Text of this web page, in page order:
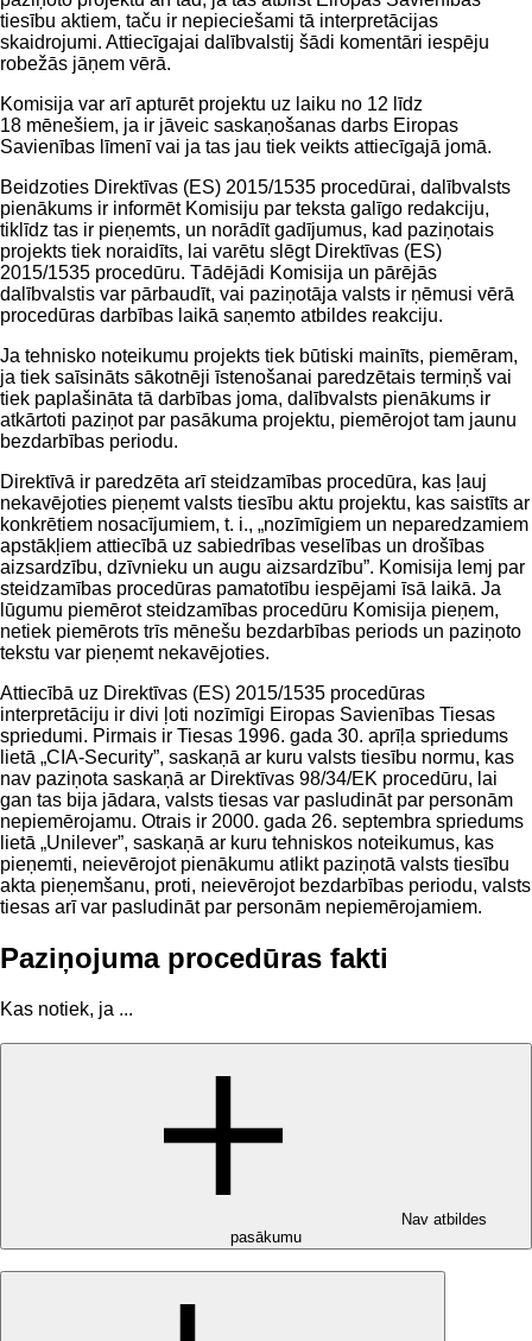
tiesību aktiem, taču ir nepieciešami tā interpretācijas
skaidrojumi. Attiecīgajai dalībvalstij šādi komentāri iespēju
robežās jāņem vērā.
Komisija var arī apturēt projektu uz laiku no 12 līdz
18 mēnešiem, ja ir jāveic saskaņošanas darbs Eiropas
Savienības līmenī vai ja tas jau tiek veikts attiecīgajā jomā.
Beidzoties Direktīvas (ES) 2015/1535 procedūrai, dalībvalsts
pienākums ir informēt Komisiju par teksta galīgo redakciju,
tiklīdz tas ir pieņemts, un norādīt gadījumus, kad paziņotais
projekts tiek noraidīts, lai varētu slēgt Direktīvas (ES)
2015/1535 procedūru. Tādējādi Komisija un pārējās
dalībvalstis var pārbaudīt, vai paziņotāja valsts ir ņēmusi vērā
procedūras darbības laikā saņemto atbildes reakciju.
Ja tehnisko noteikumu projekts tiek būtiski mainīts, piemēram,
ja tiek saīsināts sākotnēji īstenošanai paredzētais termiņš vai
tiek paplašināta tā darbības joma, dalībvalsts pienākums ir
atkārtoti paziņot par pasākuma projektu, piemērojot tam jaunu
bezdarbības periodu.
Direktīvā ir paredzēta arī steidzamības procedūra, kas ļauj
nekavējoties pieņemt valsts tiesību aktu projektu, kas saistīts ar
konkrētiem nosacījumiem, t. i., „nozīmīgiem un neparedzamiem
apstākļiem attiecībā uz sabiedrības veselības un drošības
aizsardzību, dzīvnieku un augu aizsardzību”. Komisija lemj par
steidzamības procedūras pamatotību iespējami īsā laikā. Ja
lūgumu piemērot steidzamības procedūru Komisija pieņem,
netiek piemērots trīs mēnešu bezdarbības periods un paziņoto
tekstu var pieņemt nekavējoties.
Attiecībā uz Direktīvas (ES) 2015/1535 procedūras
interpretāciju ir divi ļoti nozīmīgi Eiropas Savienības Tiesas
spriedumi. Pirmais ir Tiesas 1996. gada 30. aprīļa spriedums
lietā „CIA-Security”, saskaņā ar kuru valsts tiesību normu, kas
nav paziņota saskaņā ar Direktīvas 98/34/EK procedūru, lai
gan tas bija jādara, valsts tiesas var pasludināt par personām
nepiemērojamu. Otrais ir 2000. gada 26. septembra spriedums
lietā „Unilever”, saskaņā ar kuru tehniskos noteikumus, kas
pieņemti, neievērojot pienākumu atlikt paziņotā valsts tiesību
akta pieņemšanu, proti, neievērojot bezdarbības periodu, valsts
tiesas arī var pasludināt par personām nepiemērojamiem.
Paziņojuma procedūras fakti
Kas notiek, ja ...
Nav atbildes
pasākumu